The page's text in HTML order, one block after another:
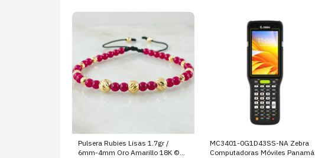
Pulsera Rubies Lisas 1.7gr /
6mm-4mm Oro Amarillo 18K ©
MC3401-0G1D43SS-NA Zebra
Computadoras Móviles Panamá